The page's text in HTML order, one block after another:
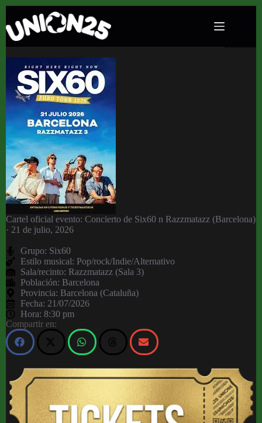
Concierto de Six60 n Razzmatazz (Barcelona) ·
21 de julio, 2026
Cartel oficial evento: Concierto de Six60 n Razzmatazz (Barcelona)
· 21 de julio, 2026
Grupo: Six60
Estilo musical: Pop/rock/Indie/Alternativo
Sala/recinto: Razzmatazz (Sala 3)
Población: Barcelona
Provincia: Barcelona (Cataluña)
Fecha: 21/07/2026
Hora: 8:30 pm
Compartir en: